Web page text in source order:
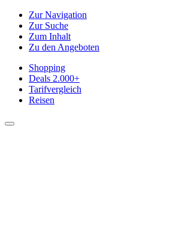
Zur Navigation
Zur Suche
Zum Inhalt
Zu den Angeboten
Shopping
Deals 2.000+
Tarifvergleich
Reisen